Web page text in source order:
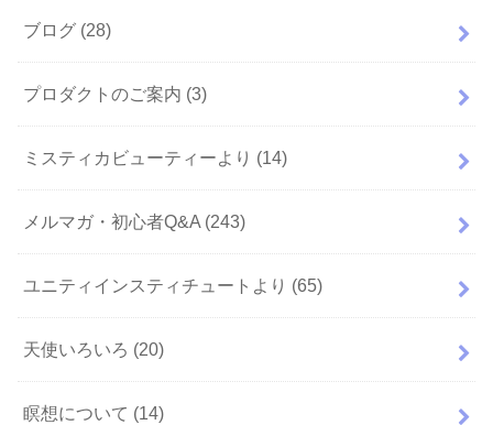
ブログ (28)
プロダクトのご案内 (3)
ミスティカビューティーより (14)
メルマガ・初心者Q&A (243)
ユニティインスティチュートより (65)
天使いろいろ (20)
瞑想について (14)